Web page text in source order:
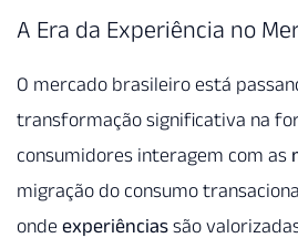
A Era da Experiência no
O mercado brasileiro está
transformação significativa na
consumidores interagem com as
migração do consumo
onde experiências são